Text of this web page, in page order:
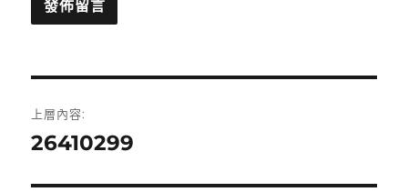
章
上層內容:
26410299